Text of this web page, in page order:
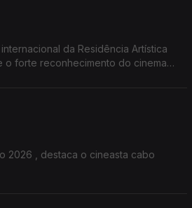
da Residência Artística
o forte reconhecimento do cinema
2026 , destaca o cineasta cabo